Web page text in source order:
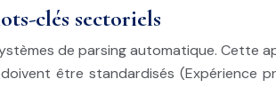
clés sectoriels
de parsing automatique. Cette
être standardisés (Expérience